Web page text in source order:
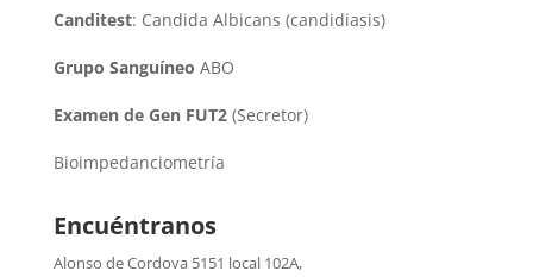
Canditest: Candida Albicans (candidiasis)
Grupo Sanguíneo ABO
Examen de Gen FUT2(Secretor)
Bioimpedanciometría
Encuéntranos
Alonso de Cordova 5151 local 102A,